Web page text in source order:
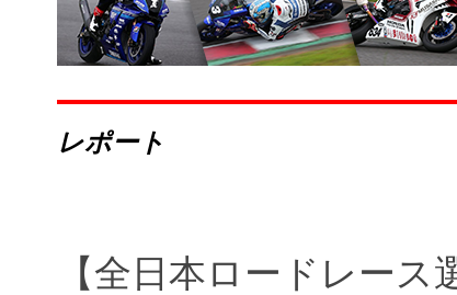
レポート
【全日本ロードレー